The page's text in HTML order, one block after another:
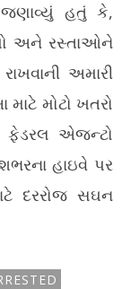
જણાવ્યું હતું કે,
અને રસ્તાઓને
અમારી
મોટો ખતરો
ફેડરલ એજન્ટો
હાઇવે પર
દરરોજ સઘન